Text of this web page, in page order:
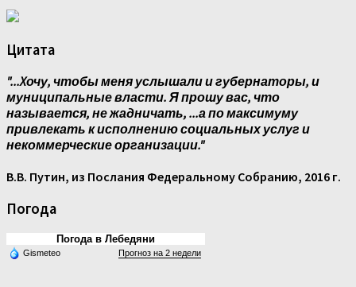
Цитата
"...Xочу, чтобы меня услышали и губернаторы, и
муниципальные власти. Я прошу вас, что
называется, не жадничать, ...а по максимуму
привлекать к исполнению социальных услуг и
некоммерческие организации."
В.В. Путин, из Послания Федеральному Собранию, 2016 г.
Погода
Погода в Лебедяни
Gismeteo Прогноз на 2 недели